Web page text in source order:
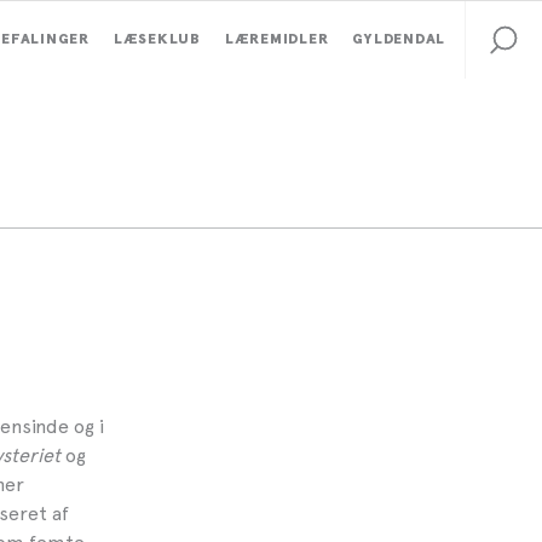
LÆSEKLUB LÆREMIDLER GYLDENDAL
og i
og
af